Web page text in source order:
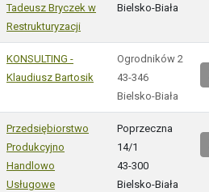
Tadeusz Bryczek w
Restrukturyzacji
Bielsko-Biała
KONSULTING -
Klaudiusz Bartosik
Ogrodników 2
43-346
Bielsko-Biała
Przedsiębiorstwo
Produkcyjno
Handlowo
Usługowe
Poprzeczna
14/1
43-300
Bielsko-Biała